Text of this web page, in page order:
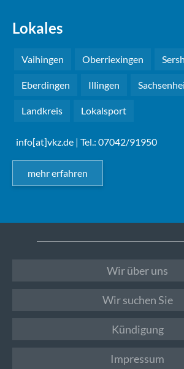
Lokales
Vaihingen Oberriexingen
Eberdingen Illingen
Landkreis Lokalsport
info[at]vkz.de | Tel.: 07042/91950
mehr erfahren
Wir über uns
Wir suchen Sie
Kündigung
Impressum